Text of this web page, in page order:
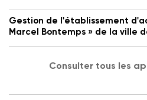
Gestion de l'établissement
Marcel Bontemps » de la ville
Consulter tous les